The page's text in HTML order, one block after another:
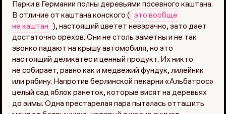
Парки в Германии полны деревьями посевного каштана.
В отличие от каштана конского (
это вообще
не каштан
), настоящий цветет невзрачно, зато дает
достаточно орехов. Они не столь заметны и не так
звонко падают на крышу автомобиля, но это
настоящий деликатес и ценный продукт. Их никто
не собирает, равно как и медвежий фундук, лилейник
или рябину. Напротив берлинской пекарни «Альбатрос»
целый сад яблок ранеток, которые висят на деревьях
до зимы. Одна престарелая пара пыталась оттащить